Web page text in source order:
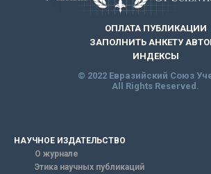
ОПЛАТА ПУБЛИКАЦИИ
ЗАПОЛНИТЬ АНКЕТУ
ИНДЕКСЫ
© 2022 Евразийский Союз
All Rights Reserved.
НАУЧНОЕ ИЗДАТЕЛЬСТВО
О журнале
Этика научных публикаций